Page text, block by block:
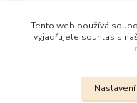
Tento web používá
vyjadřujete souhlas s
Nastavení